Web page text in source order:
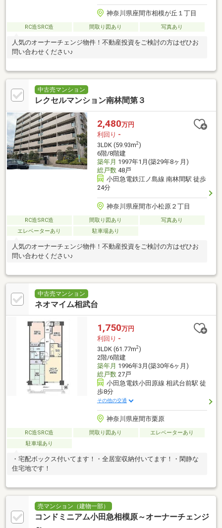
神奈川県座間市相模が丘１丁目
RC造SRC造 間取り図あり 写真あり
人気のオーナーチェンジ物件！不動産投資をご検討の方はぜひお
問い合わせください♪
中古売マンション
レクセルマンション南林間第３
2,480万円
利回り -
3LDK (59.93m2)
6階/8階建
築年月 1997年1月(築29年8ヶ月)
総戸数48戸
小田急電鉄江ノ島線 南林間駅 徒歩
24分
神奈川県座間市小松原２丁目
RC造SRC造 間取り図あり
写真あり
エレベーターあり
駐車場あり
人気のオーナーチェンジ物件！不動産投資をご検討の方はぜひお
問い合わせください♪
中古売マンション
ネオマイム相武台
1,750万円
利回り -
3LDK (61.77m2)
2階/6階建
築年月 1996年3月(築30年6ヶ月)
総戸数27戸
小田急電鉄小田原線 相武台前駅 徒
歩8分
その他の交通
神奈川県座間市栗原
RC造SRC造 間取り図あり
エレベーターあり
駐車場あり
・宅配ボックス付いてます！・全居室収納付いてます！・閑静な
住宅地です！
売マンション（建物一部）
コンドミニアム小田急相模原～オーナーチェンジ